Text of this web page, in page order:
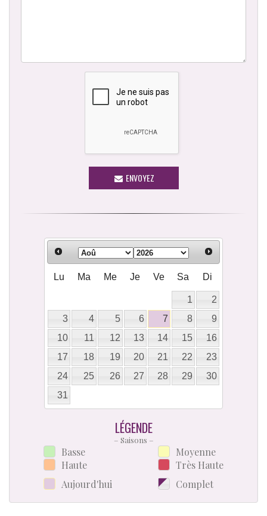
ENVOYEZ
Lu Ma Me Je Ve Sa Di
1
2
3
4 5 6 7 8
9
10
11 12 13 14 15
16
17
18 19 20 21 22
23
24
25 26 27 28 29
30
31
LÉGENDE
– Saisons –
Basse
Haute
Aujourd'hui
Moyenne
Très Haute
Complet